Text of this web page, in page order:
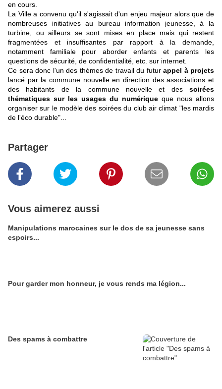
en cours.
La Ville a convenu qu'il s'agissait d'un enjeu majeur alors que de
nombreuses initiatives au bureau information jeunesse, à la
turbine, ou ailleurs se sont mises en place mais qui restent
fragmentées et insuffisantes par rapport à la demande,
notamment familiale pour aborder enfants et parents les
questions de sécurité, de confidentialité, etc. sur internet.
Ce sera donc l'un des thèmes de travail du futur appel à projets
lancé par la commune nouvelle en direction des associations et
des habitants de la commune nouvelle et des soirées
thématiques sur les usages du numérique que nous allons
organiser sur le modèle des soirées du club air climat "les mardis
de l'éco durable"...
Partager
Vous aimerez aussi
Manipulations marocaines sur le dos de sa jeunesse sans
espoirs...
Pour garder mon honneur, je vous rends ma légion...
Des spams à combattre